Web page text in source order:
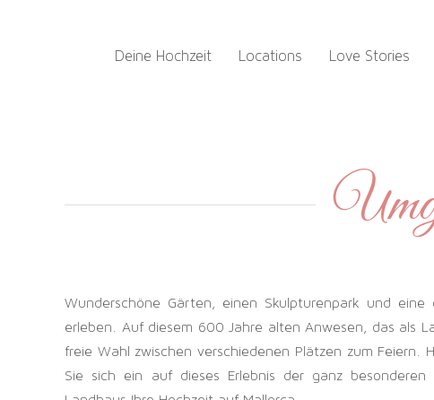
Deine Hochzeit Locations Love Stories
Wunderschöne Gärten, einen Skulpturenpark und
erleben. Auf diesem 600 Jahre alten Anwesen, das als
freie Wahl zwischen verschiedenen Plätzen zum Feiern.
Sie sich ein auf dieses Erlebnis der ganz